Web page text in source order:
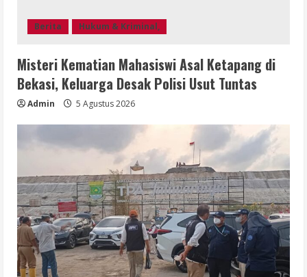
Berita Hukum & Kriminal,
Misteri Kematian Mahasiswi Asal Ketapang di
Bekasi, Keluarga Desak Polisi Usut Tuntas
Admin 5 Agustus 2026